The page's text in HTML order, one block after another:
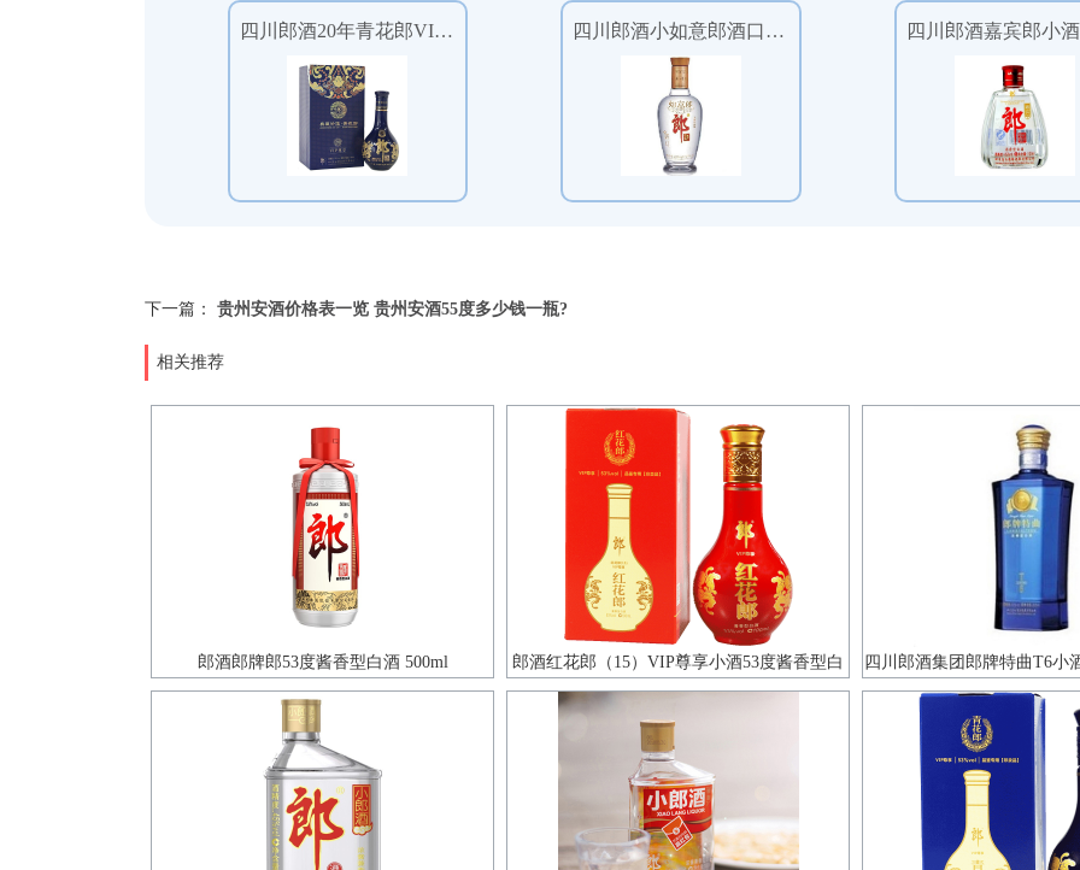
四川郎酒20年青花郎VIP尊享小酒版口感酱香型53度白酒100ml单瓶装 四川郎酒小如意郎酒口感浓香型53度白酒158ml单瓶装
下一篇： 贵州安酒价格表一览 贵州安酒55度多少钱一瓶?
相关推荐
郎酒郎牌郎53度酱香型白酒 500ml
郎酒红花郎（15）VIP尊享小酒53度酱香型白
酒100ml单瓶装
四川郎酒集团郎牌特曲T6小
度白酒100ml单